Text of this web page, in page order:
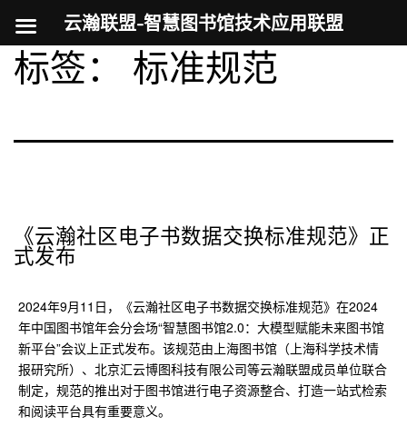
标签： 标准规范
《云瀚社区电子书数据交换标准规范》正
式发布
2024年9月11日，《云瀚社区电子书数据交换标准规范》在2024
年中国图书馆年会分会场“智慧图书馆2.0：大模型赋能未来图书馆
新平台”会议上正式发布。该规范由上海图书馆（上海科学技术情
报研究所）、北京汇云博图科技有限公司等云瀚联盟成员单位联合
制定，规范的推出对于图书馆进行电子资源整合、打造一站式检索
和阅读平台具有重要意义。
云瀚联盟-智慧图书馆技术应用联盟